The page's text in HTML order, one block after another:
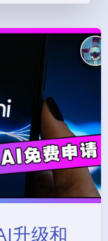
升级和